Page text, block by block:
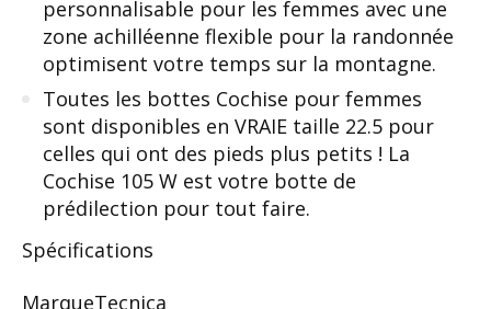
personnalisable pour les femmes avec une
zone achilléenne flexible pour la randonnée
optimisent votre temps sur la montagne.
Toutes les bottes Cochise pour femmes
sont disponibles en VRAIE taille 22.5 pour
celles qui ont des pieds plus petits ! La
Cochise 105 W est votre botte de
prédilection pour tout faire.
Spécifications
MarqueTecnica